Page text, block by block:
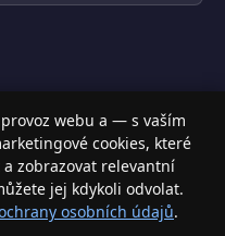
příslušenstvím a
s jistotou.
webu a — s vaším
cookies, které
zobrazovat relevantní
jej kdykoli odvolat.
osobních údajů.